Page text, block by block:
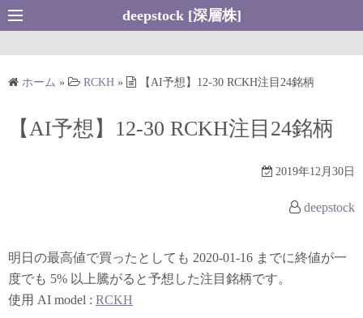
コ
ン
deepstock [深層株]
ホーム » RCKH » 【AI予想】12-30 RCKH注目24銘柄
【AI予想】12-30 RCKH注目24銘柄
2019年12月30日
deepstock
明日の最高値で買ったとしても 2020-01-16 までに終値が一
度でも 5% 以上騰がると予想した注目銘柄です。
使用 AI model : RCKH